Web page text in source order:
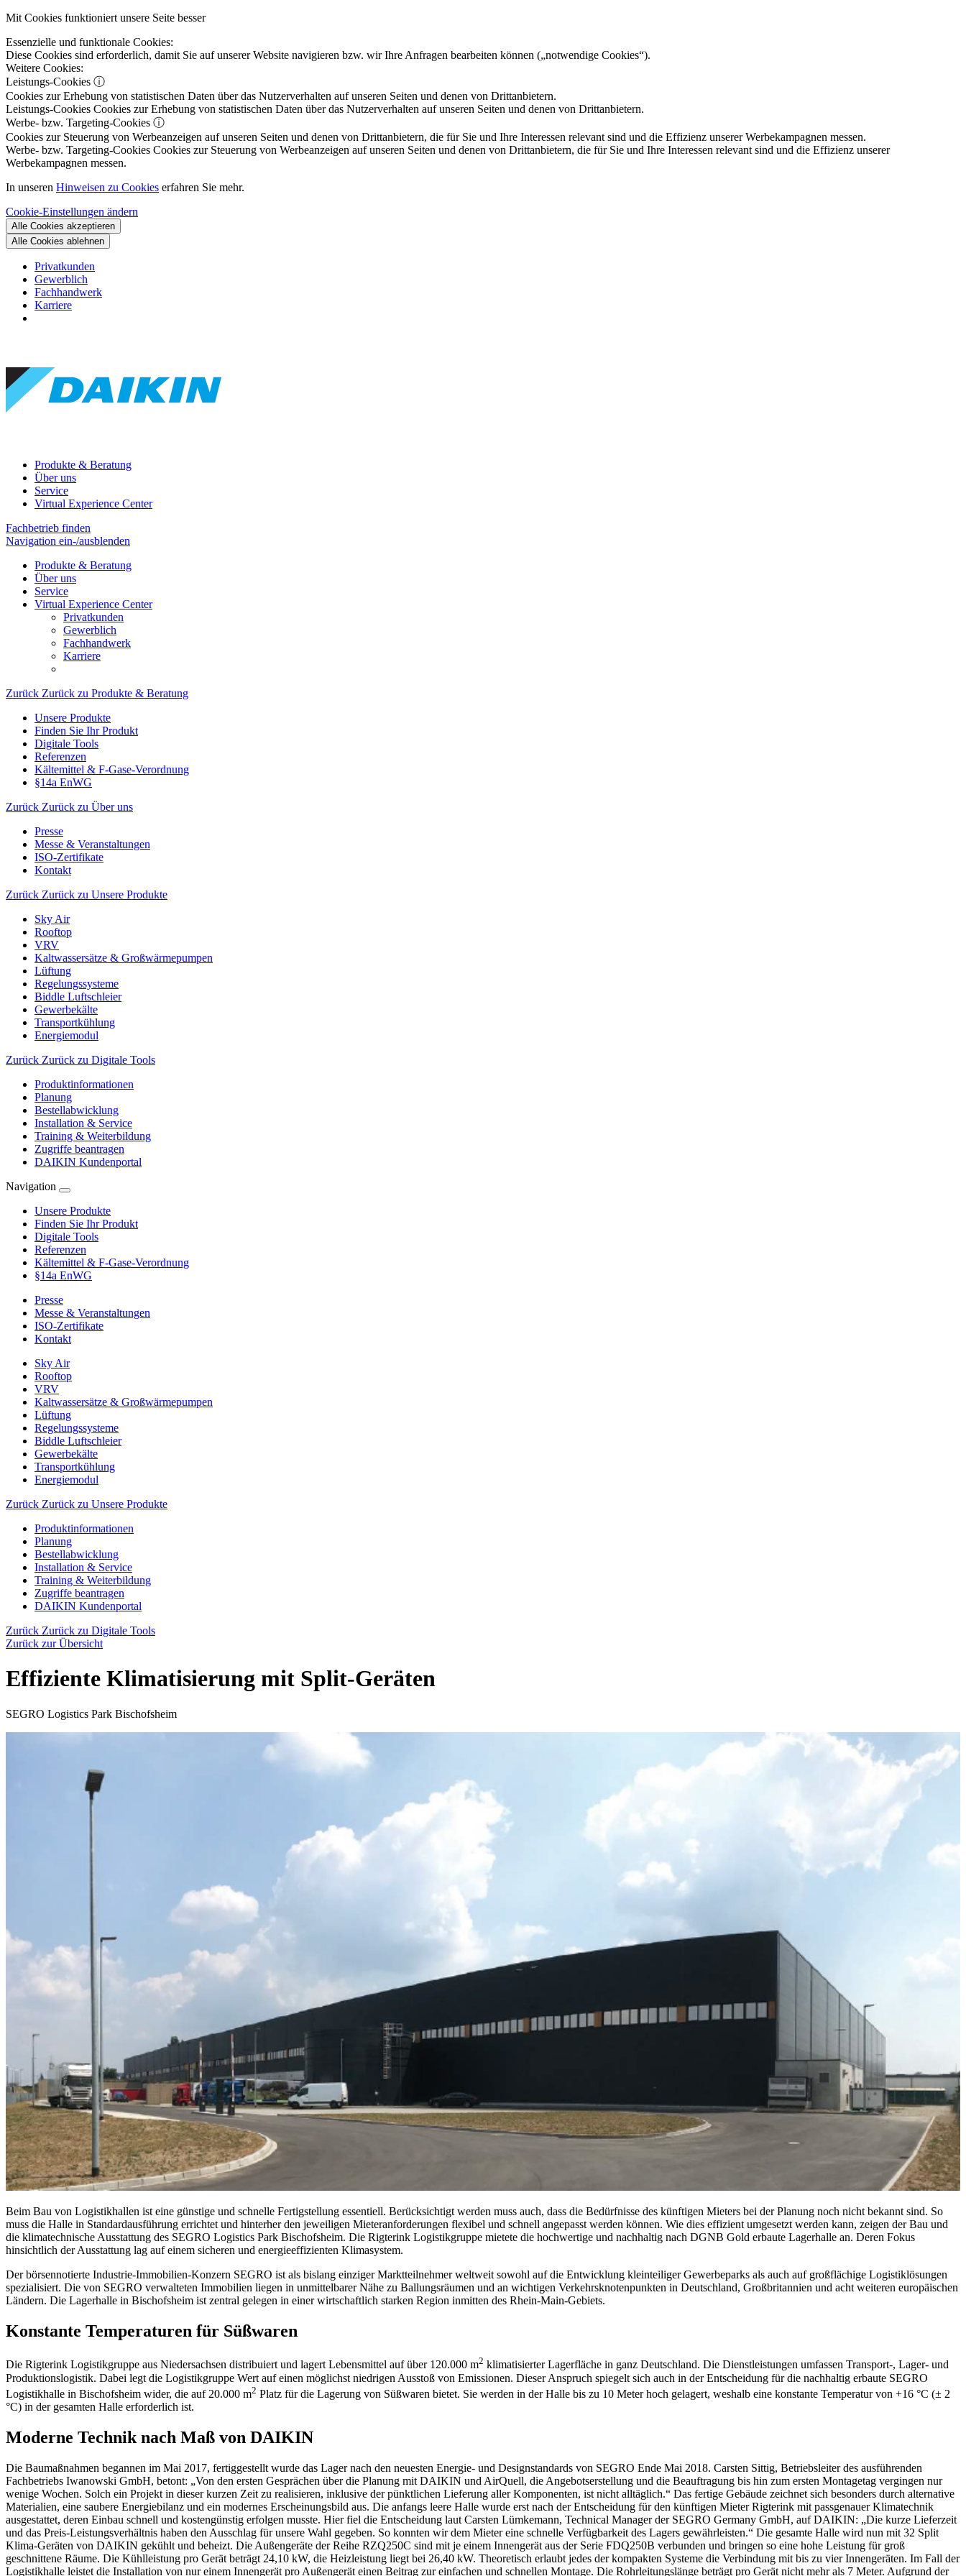
Mit Cookies funktioniert unsere Seite besser
Essenzielle und funktionale Cookies:
Diese Cookies sind erforderlich, damit Sie auf unserer Website navigieren bzw. wir Ihre Anfragen bearbeiten können („notwendige Cookies“).
Weitere Cookies:
Leistungs-Cookies ⓘ
Cookies zur Erhebung von statistischen Daten über das Nutzerverhalten auf unseren Seiten und denen von Drittanbietern.
Leistungs-Cookies Cookies zur Erhebung von statistischen Daten über das Nutzerverhalten auf unseren Seiten und denen von Drittanbietern.
Werbe- bzw. Targeting-Cookies ⓘ
Cookies zur Steuerung von Werbeanzeigen auf unseren Seiten und denen von Drittanbietern, die für Sie und Ihre Interessen relevant sind und die Effizienz unserer Werbekampagnen messen.
Werbe- bzw. Targeting-Cookies Cookies zur Steuerung von Werbeanzeigen auf unseren Seiten und denen von Drittanbietern, die für Sie und Ihre Interessen relevant sind und die Effizienz unserer
Werbekampagnen messen.
In unseren Hinweisen zu Cookies erfahren Sie mehr.
Cookie-Einstellungen ändern
Alle Cookies akzeptieren
Alle Cookies ablehnen
Privatkunden
Gewerblich
Fachhandwerk
Karriere
Produkte & Beratung
Über uns
Service
Virtual Experience Center
Fachbetrieb finden
Navigation ein-/ausblenden
Produkte & Beratung
Über uns
Service
Virtual Experience Center
Privatkunden
Gewerblich
Fachhandwerk
Karriere
Zurück Zurück zu Produkte & Beratung
Unsere Produkte
Finden Sie Ihr Produkt
Digitale Tools
Referenzen
Kältemittel & F-Gase-Verordnung
§14a EnWG
Zurück Zurück zu Über uns
Presse
Messe & Veranstaltungen
ISO-Zertifikate
Kontakt
Zurück Zurück zu Unsere Produkte
Sky Air
Rooftop
VRV
Kaltwassersätze & Großwärmepumpen
Lüftung
Regelungssysteme
Biddle Luftschleier
Gewerbekälte
Transportkühlung
Energiemodul
Zurück Zurück zu Digitale Tools
Produktinformationen
Planung
Bestellabwicklung
Installation & Service
Training & Weiterbildung
Zugriffe beantragen
DAIKIN Kundenportal
Navigation
Unsere Produkte
Finden Sie Ihr Produkt
Digitale Tools
Referenzen
Kältemittel & F-Gase-Verordnung
§14a EnWG
Presse
Messe & Veranstaltungen
ISO-Zertifikate
Kontakt
Sky Air
Rooftop
VRV
Kaltwassersätze & Großwärmepumpen
Lüftung
Regelungssysteme
Biddle Luftschleier
Gewerbekälte
Transportkühlung
Energiemodul
Zurück Zurück zu Unsere Produkte
Produktinformationen
Planung
Bestellabwicklung
Installation & Service
Training & Weiterbildung
Zugriffe beantragen
DAIKIN Kundenportal
Zurück Zurück zu Digitale Tools
Zurück zur Übersicht
Effiziente Klimatisierung mit Split-Geräten
SEGRO Logistics Park Bischofsheim
Beim Bau von Logistikhallen ist eine günstige und schnelle Fertigstellung essentiell. Berücksichtigt werden muss auch, dass die Bedürfnisse des künftigen Mieters bei der Planung noch nicht bekannt sind. So
muss die Halle in Standardausführung errichtet und hinterher den jeweiligen Mieteranforderungen flexibel und schnell angepasst werden können. Wie dies effizient umgesetzt werden kann, zeigen der Bau und
die klimatechnische Ausstattung des SEGRO Logistics Park Bischofsheim. Die Rigterink Logistikgruppe mietete die hochwertige und nachhaltig nach DGNB Gold erbaute Lagerhalle an. Deren Fokus
hinsichtlich der Ausstattung lag auf einem sicheren und energieeffizienten Klimasystem.
Der börsennotierte Industrie-Immobilien-Konzern SEGRO ist als bislang einziger Marktteilnehmer weltweit sowohl auf die Entwicklung kleinteiliger Gewerbeparks als auch auf großflächige Logistiklösungen
spezialisiert. Die von SEGRO verwalteten Immobilien liegen in unmittelbarer Nähe zu Ballungsräumen und an wichtigen Verkehrsknotenpunkten in Deutschland, Großbritannien und acht weiteren europäischen
Ländern. Die Lagerhalle in Bischofsheim ist zentral gelegen in einer wirtschaftlich starken Region inmitten des Rhein-Main-Gebiets.
Konstante Temperaturen für Süßwaren
Die Rigterink Logistikgruppe aus Niedersachsen distribuiert und lagert Lebensmittel auf über 120.000 m2 klimatisierter Lagerfläche in ganz Deutschland. Die Dienstleistungen umfassen Transport-, Lager- und
Produktionslogistik. Dabei legt die Logistikgruppe Wert auf einen möglichst niedrigen Ausstoß von Emissionen. Dieser Anspruch spiegelt sich auch in der Entscheidung für die nachhaltig erbaute SEGRO
Logistikhalle in Bischofsheim wider, die auf 20.000 m2 Platz für die Lagerung von Süßwaren bietet. Sie werden in der Halle bis zu 10 Meter hoch gelagert, weshalb eine konstante Temperatur von +16 °C (± 2
°C) in der gesamten Halle erforderlich ist.
Moderne Technik nach Maß von DAIKIN
Die Baumaßnahmen begannen im Mai 2017, fertiggestellt wurde das Lager nach den neuesten Energie- und Designstandards von SEGRO Ende Mai 2018. Carsten Sittig, Betriebsleiter des ausführenden
Fachbetriebs Iwanowski GmbH, betont: „Von den ersten Gesprächen über die Planung mit DAIKIN und AirQuell, die Angebotserstellung und die Beauftragung bis hin zum ersten Montagetag vergingen nur
wenige Wochen. Solch ein Projekt in dieser kurzen Zeit zu realisieren, inklusive der pünktlichen Lieferung aller Komponenten, ist nicht alltäglich.“ Das fertige Gebäude zeichnet sich besonders durch alternative
Materialien, eine saubere Energiebilanz und ein modernes Erscheinungsbild aus. Die anfangs leere Halle wurde erst nach der Entscheidung für den künftigen Mieter Rigterink mit passgenauer Klimatechnik
ausgestattet, deren Einbau schnell und kostengünstig erfolgen musste. Hier fiel die Entscheidung laut Carsten Lümkemann, Technical Manager der SEGRO Germany GmbH, auf DAIKIN: „Die kurze Lieferzeit
und das Preis-Leistungsverhältnis haben den Ausschlag für unsere Wahl gegeben. So konnten wir dem Mieter eine schnelle Verfügbarkeit des Lagers gewährleisten.“ Die gesamte Halle wird nun mit 32 Split
Klima-Geräten von DAIKIN gekühlt und beheizt. Die Außengeräte der Reihe RZQ250C sind mit je einem Innengerät aus der Serie FDQ250B verbunden und bringen so eine hohe Leistung für groß
geschnittene Räume. Die Kühlleistung pro Gerät beträgt 24,10 kW, die Heizleistung liegt bei 26,40 kW. Theoretisch erlaubt jedes der kompakten Systeme die Verbindung mit bis zu vier Innengeräten. Im Fall der
Logistikhalle leistet die Installation von nur einem Innengerät pro Außengerät einen Beitrag zur einfachen und schnellen Montage. Die Rohrleitungslänge beträgt pro Gerät nicht mehr als 7 Meter. Aufgrund der